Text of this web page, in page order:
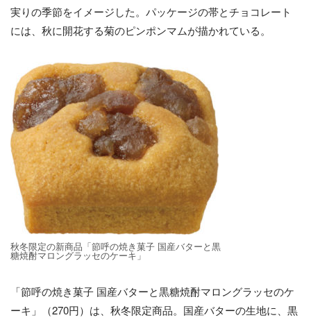
実りの季節をイメージした。パッケージの帯とチョコレート
には、秋に開花する菊のピンポンマムが描かれている。
秋冬限定の新商品「節呼の焼き菓子 国産バターと黒
糖焼酎マロングラッセのケーキ」
「節呼の焼き菓子 国産バターと黒糖焼酎マロングラッセのケ
ーキ」（270円）は、秋冬限定商品。国産バターの生地に、黒